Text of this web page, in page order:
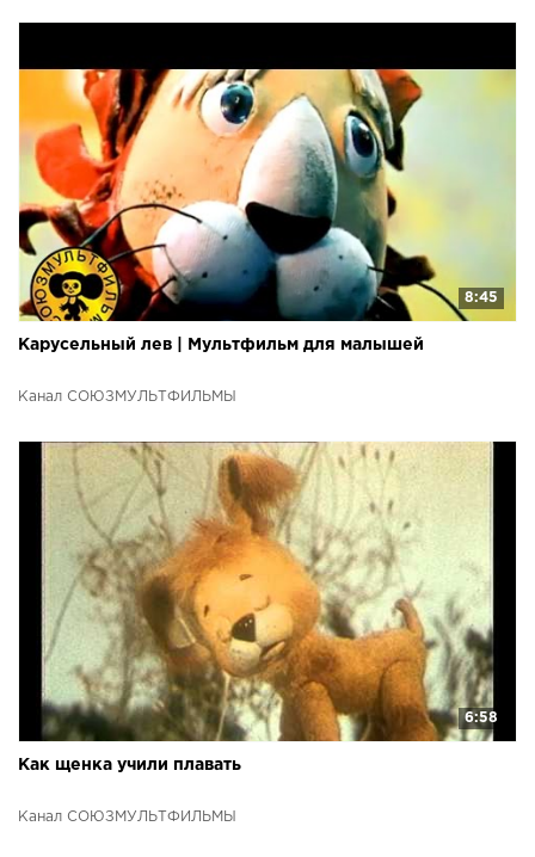
8:45
Карусельный лев | Мультфильм для малышей
Канал СОЮЗМУЛЬТФИЛЬМЫ
6:58
Как щенка учили плавать
Канал СОЮЗМУЛЬТФИЛЬМЫ